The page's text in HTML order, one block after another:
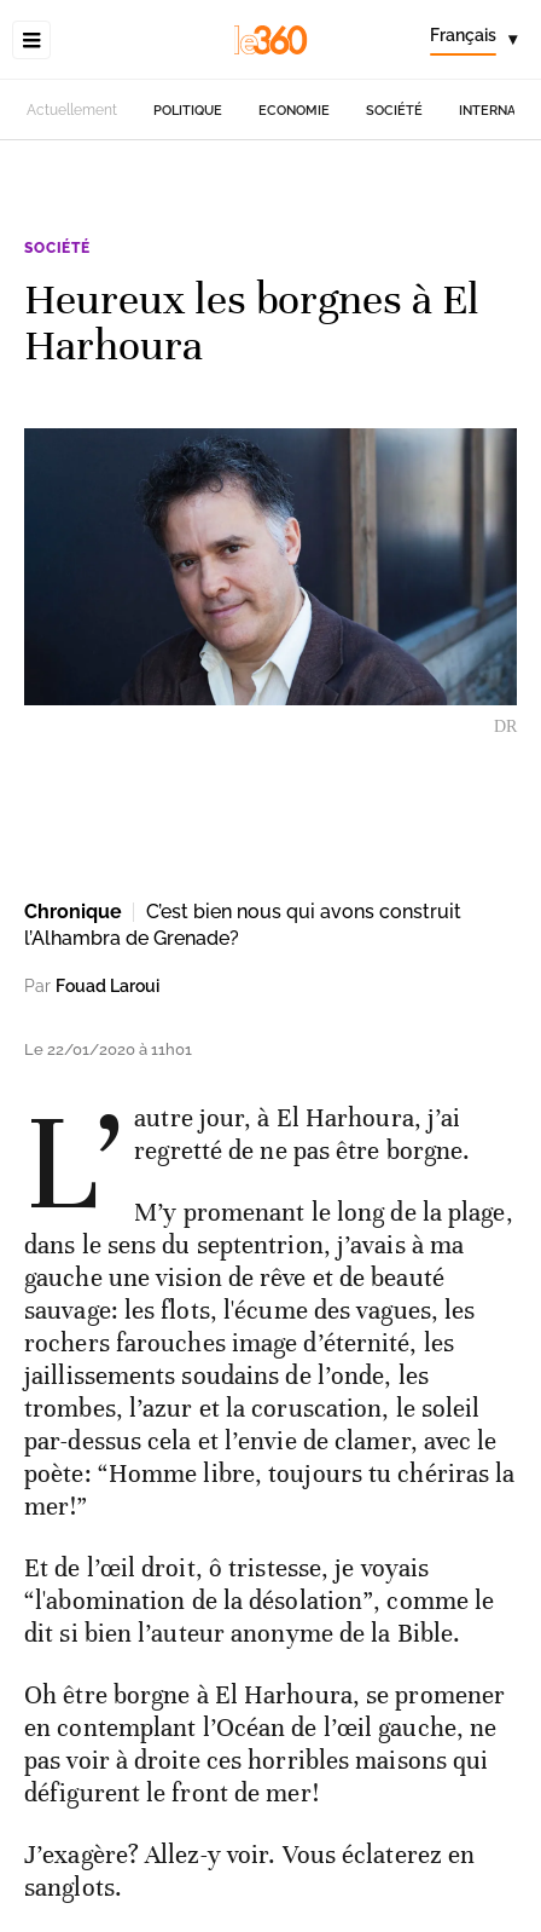
Français ▾
Actuellement POLITIQUE ECONOMIE SOCIÉTÉ
SOCIÉTÉ
Heureux les borgnes à El
Harhoura
DR
Chronique
C’est bien nous qui avons construit
l’Alhambra de Grenade?
Par Fouad Laroui
Le 22/01/2020 à 11h01
L’ autre jour, à El Harhoura, j’ai
regretté de ne pas être borgne.
M’y promenant le long de la plage,
dans le sens du septentrion, j’avais à ma
gauche une vision de rêve et de beauté
sauvage: les flots, l'écume des vagues, les
rochers farouches image d’éternité, les
jaillissements soudains de l’onde, les
trombes, l’azur et la coruscation, le soleil
par-dessus cela et l’envie de clamer, avec le
poète: “Homme libre, toujours tu chériras la
mer!”
Et de l’œil droit, ô tristesse, je voyais
“l'abomination de la désolation”, comme le
dit si bien l’auteur anonyme de la Bible.
Oh être borgne à El Harhoura, se promener
en contemplant l’Océan de l’œil gauche, ne
pas voir à droite ces horribles maisons qui
défigurent le front de mer!
J’exagère? Allez-y voir. Vous éclaterez en
sanglots.